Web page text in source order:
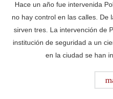
Hace un año fue intervenida
no hay control en las calles. De
sirven tres. La intervención de
institución de seguridad a un
en la ciudad se han